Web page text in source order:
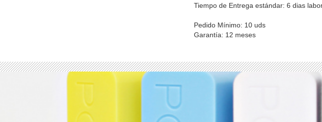
Tiempo de Entrega estándar: 6 dias
Pedido Mínimo: 10 uds
Garantía: 12 meses